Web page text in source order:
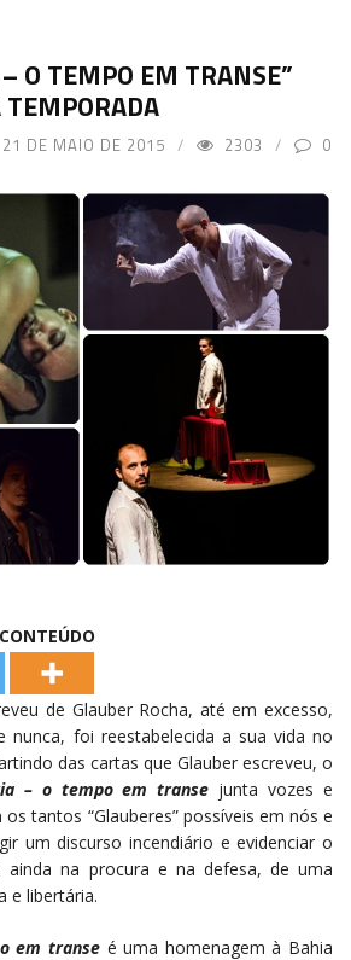
O TEMPO EM TRANSE”
TEMPORADA
21 DE MAIO DE 2015 2303 0
de Glauber Rocha, até em excesso,
nunca, foi reestabelecida a sua vida no
das cartas que Glauber escreveu, o
– o tempo em transe junta vozes e
os tantos “Glauberes” possíveis em nós e
um discurso incendiário e evidenciar o
na procura e na defesa, de uma
e libertária.
em transe é uma homenagem à Bahia